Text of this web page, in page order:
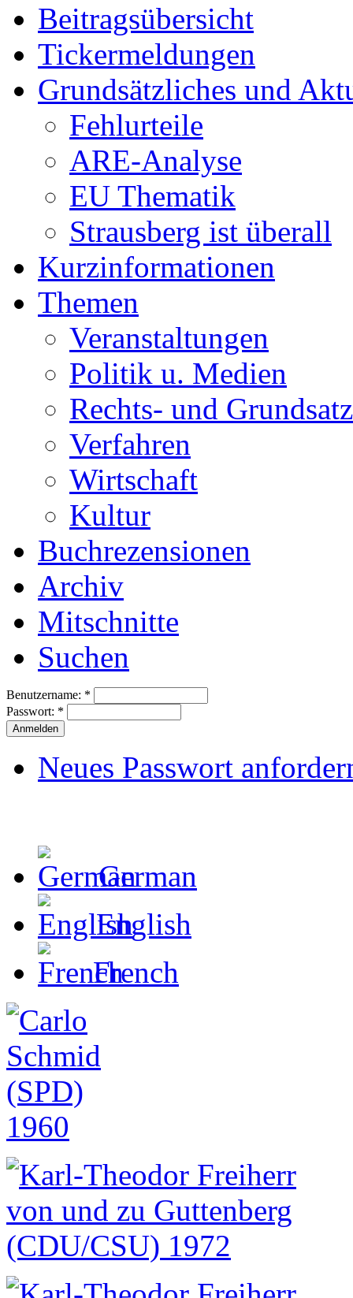
Beitragsübersicht
Tickermeldungen
Grundsätzliches und
Fehlurteile
ARE-Analyse
EU Thematik
Strausberg ist überall
Kurzinformationen
Themen
Veranstaltungen
Politik u. Medien
Rechts- und
Verfahren
Wirtschaft
Kultur
Buchrezensionen
Archiv
Mitschnitte
Suchen
Benutzername: *
Passwort: *
Neues Passwort
German
English
French